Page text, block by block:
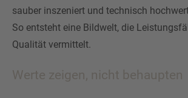
sauber inszeniert und technisch
So entsteht eine Bildwelt, die
Qualität vermittelt.
Werte zeigen, nicht behaupten